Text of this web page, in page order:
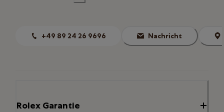
+49 89 24 26 9696 Nachricht
Rolex Garantie